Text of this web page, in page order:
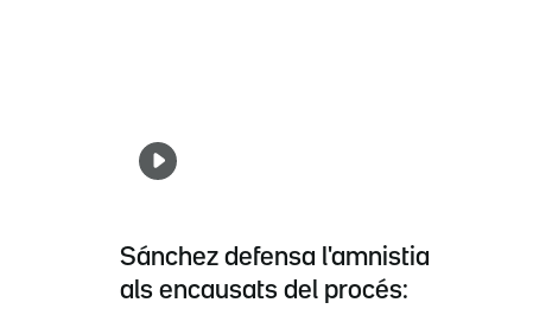
Sánchez defensa l'amnistia
als encausats del procés: